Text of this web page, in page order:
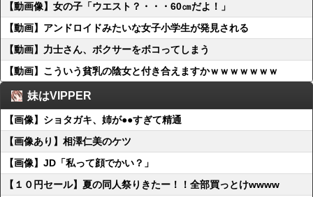
【動画像】女の子「ウエスト？・・・60㎝だよ！」
【動画】アンドロイドみたいな女子小学生が発見される
【動画】力士さん、ボクサーをボコってしまう
【動画】こういう貧乳の陰女と付き合えますかｗｗｗｗｗｗｗ
妹はVIPPER
【画像】ショタガキ、姉が●●すぎて精通
【画像あり】相澤仁美のケツ
【画像】JD「私って顔でかい？」
【１０円セール】夏の同人祭りきたー！！全部買っとけwwww